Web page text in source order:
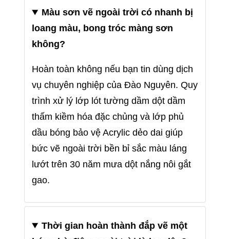
Màu sơn vẽ ngoài trời có nhanh bị
loang màu, bong tróc màng sơn
không?
Hoàn toàn không nếu bạn tin dùng dịch
vụ chuyên nghiệp của Đào Nguyên. Quy
trình xử lý lớp lót tường dầm dột dầm
thấm kiềm hóa đặc chủng và lớp phủ
dầu bóng bảo vệ Acrylic dẻo dai giúp
bức vẽ ngoài trời bền bỉ sắc màu láng
lướt trên 30 năm mưa dột nắng nôi gắt
gao.
Thời gian hoàn thành đắp vẽ một